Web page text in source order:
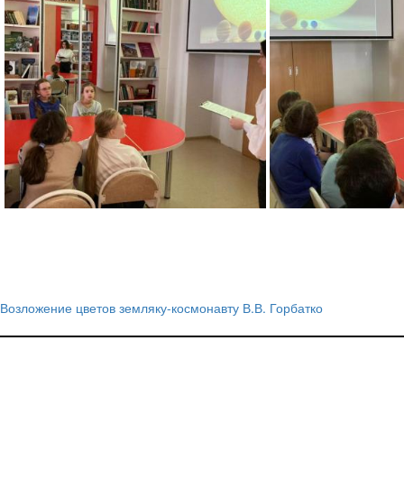
Возложение цветов земляку-космонавту В.В. Горбатко